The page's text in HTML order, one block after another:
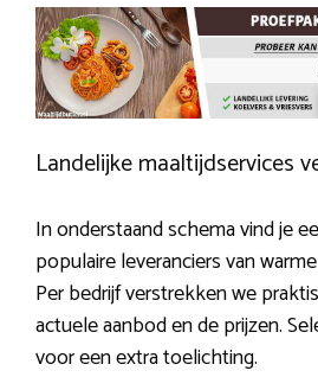
Landelijke maaltijdservices
In onderstaand schema vind je
populaire leveranciers van
Per bedrijf verstrekken we
actuele aanbod en de prijzen.
voor een extra toelichting.